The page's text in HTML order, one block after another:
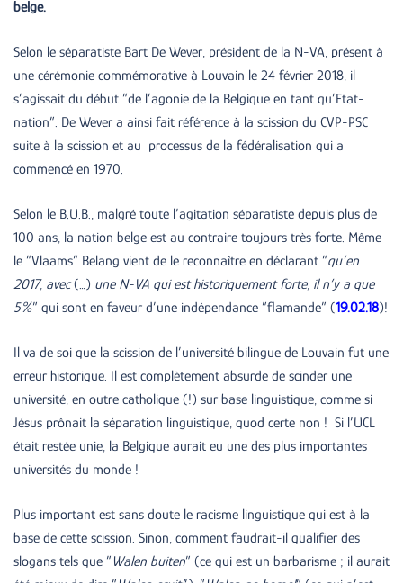
belge.
Selon le séparatiste Bart De Wever, président de la N-VA, présent à
une cérémonie commémorative à Louvain le 24 février 2018, il
s’agissait du début ”de l’agonie de la Belgique en tant qu’Etat-
nation”. De Wever a ainsi fait référence à la scission du CVP-PSC
suite à la scission et au processus de la fédéralisation qui a
commencé en 1970.
Selon le B.U.B., malgré toute l’agitation séparatiste depuis plus de
100 ans, la nation belge est au contraire toujours très forte. Même
le ”Vlaams” Belang vient de le reconnaître en déclarant ”qu’en
2017, avec(…) une N-VA qui est historiquement forte, il n’y a que
5%” qui sont en faveur d’une indépendance ”flamande” (19.02.18)!
Il va de soi que la scission de l’université bilingue de Louvain fut une
erreur historique. Il est complètement absurde de scinder une
université, en outre catholique (!) sur base linguistique, comme si
Jésus prônait la séparation linguistique, quod certe non ! Si l’UCL
était restée unie, la Belgique aurait eu une des plus importantes
universités du monde !
Plus important est sans doute le racisme linguistique qui est à la
base de cette scission. Sinon, comment faudrait-il qualifier des
slogans tels que ” Walen buiten” (ce qui est un barbarisme ; il aurait